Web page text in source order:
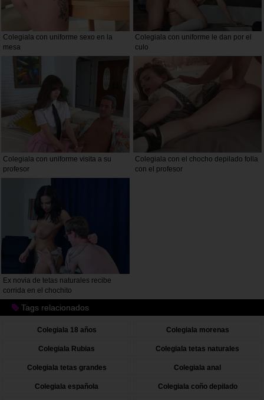
Colegiala con uniforme sexo en la
mesa
Colegiala con uniforme le dan por el
culo
Colegiala con uniforme visita a su
profesor
Colegiala con el chocho depilado folla
con el profesor
Ex novia de tetas naturales recibe
corrida en el chochito
Tags relacionados
Colegiala 18 años Colegiala morenas
Colegiala Rubias Colegiala tetas naturales
Colegiala tetas grandes Colegiala anal
Colegiala española Colegiala coño depilado